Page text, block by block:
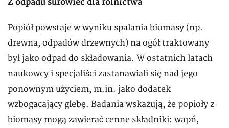
Z odpadu surowiec dla rolnictwa
Popiół powstaje w wyniku spalania biomasy (np.
drewna, odpadów drzewnych) na ogół traktowany
był jako odpad do składowania. W ostatnich latach
naukowcy i specjaliści zastanawiali się nad jego
ponownym użyciem, m.in. jako dodatek
wzbogacający glebę. Badania wskazują, że popioły z
biomasy mogą zawierać cenne składniki: wapń,